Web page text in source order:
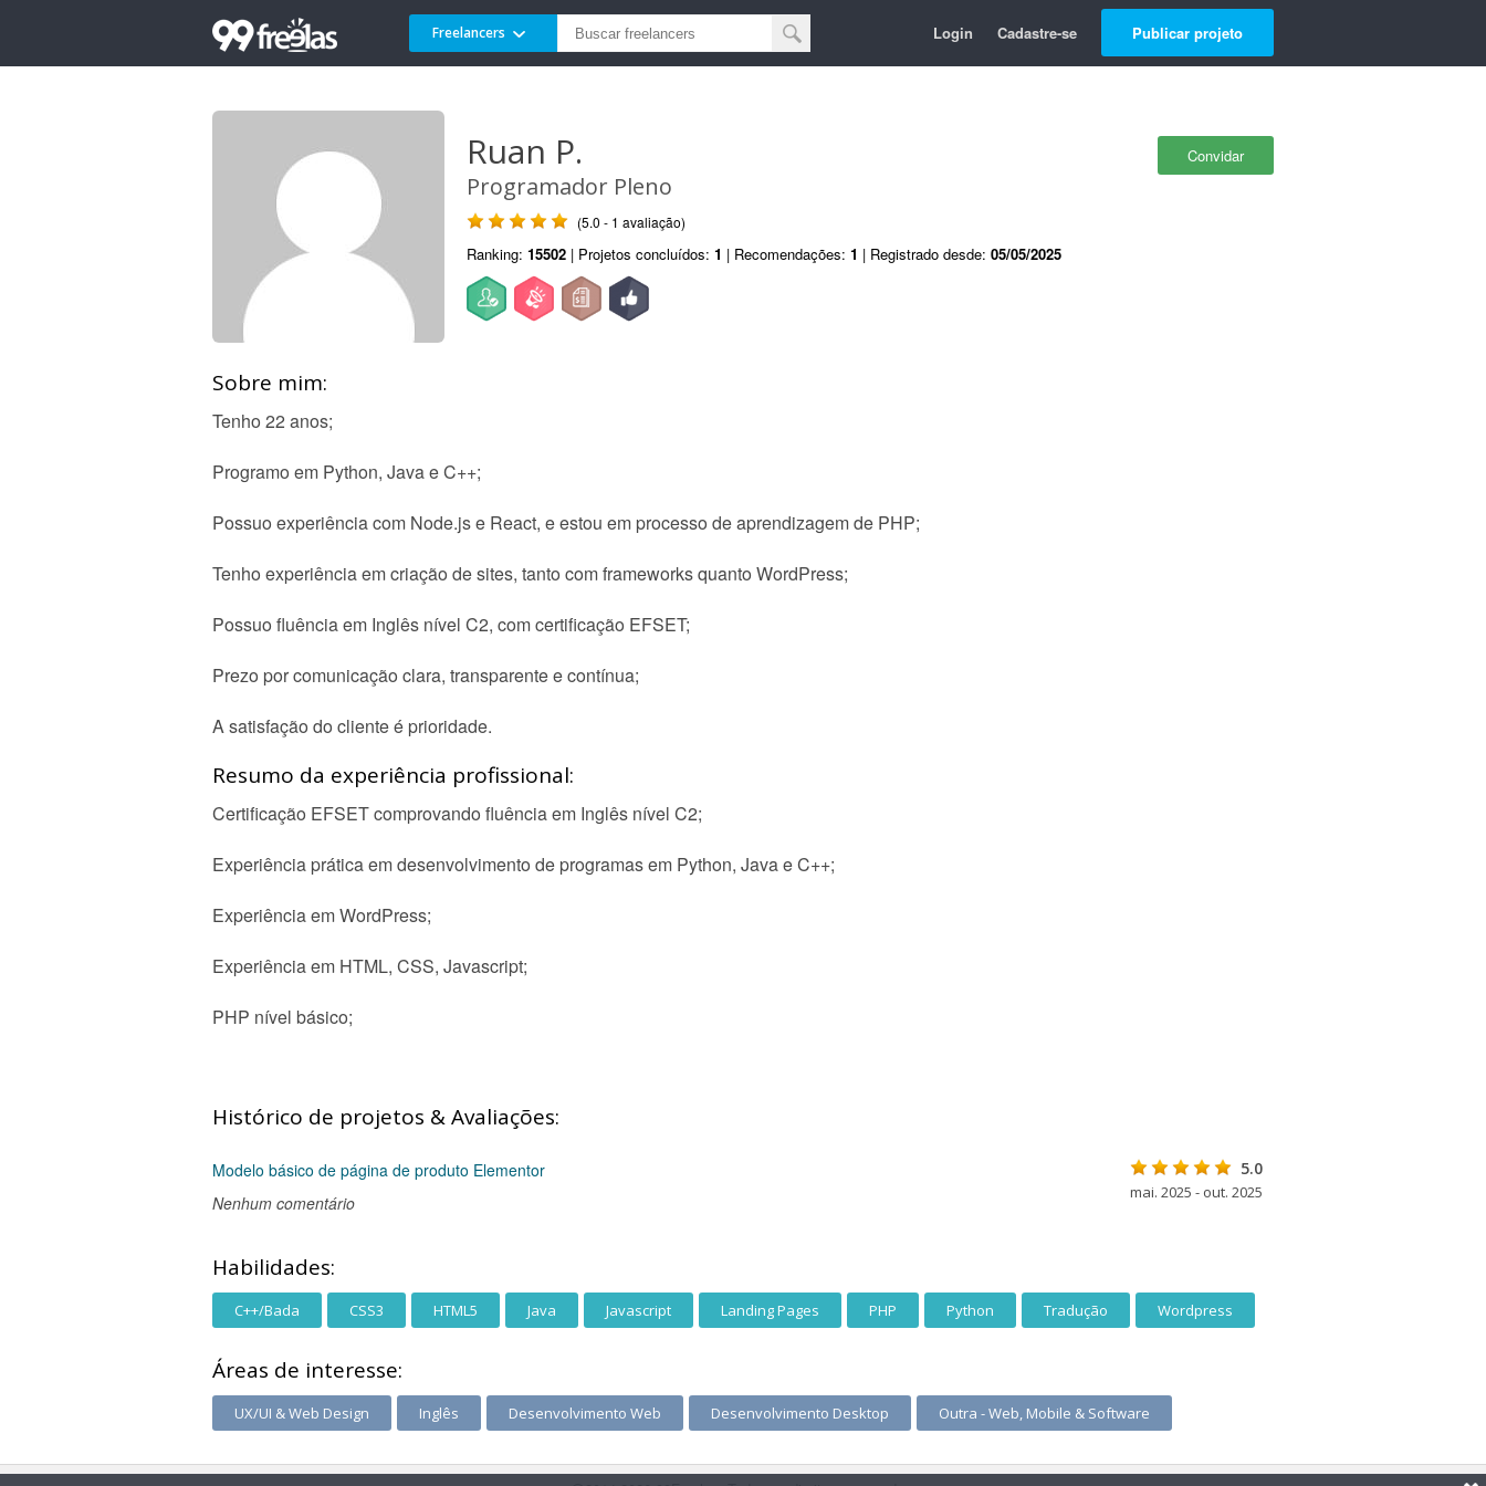
Freelancers Login Cadastre-se Publicar projeto
Convidar
Ruan P.
Programador Pleno
(5.0 - 1 avaliação)
Ranking: 15502 | Projetos concluídos: 1 | Recomendações: 1 | Registrado desde: 05/05/2025
Sobre mim:
Tenho 22 anos;
Programo em Python, Java e C++;
Possuo experiência com Node.js e React, e estou em processo de aprendizagem de PHP;
Tenho experiência em criação de sites, tanto com frameworks quanto WordPress;
Possuo fluência em Inglês nível C2, com certificação EFSET;
Prezo por comunicação clara, transparente e contínua;
A satisfação do cliente é prioridade.
Resumo da experiência profissional:
Certificação EFSET comprovando fluência em Inglês nível C2;
Experiência prática em desenvolvimento de programas em Python, Java e C++;
Experiência em WordPress;
Experiência em HTML, CSS, Javascript;
PHP nível básico;
Histórico de projetos & Avaliações:
Modelo básico de página de produto Elementor
Nenhum comentário
5.0
mai. 2025 - out. 2025
Habilidades:
C++/Bada CSS3 HTML5 Java Javascript Landing Pages PHP Python Tradução Wordpress
Áreas de interesse:
UX/UI & Web Design Inglês Desenvolvimento Web Desenvolvimento Desktop Outra - Web, Mobile & Software